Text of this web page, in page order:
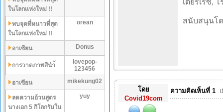
ในโลกเเห่งใหม่ !!
พบจุดที่หนาวที่สุด
ในโลกเเห่งใหม่ !!
orean
อาเซียน Donus
การวาดภาพสีนำ้
lovepop-
123456
อาเซียน
mikekung02
ลดความอ้วนสูตร
นางเอก 5 กิโลกรัมใน
yuy
เตียร์เรซ,
สนับสนุนโ
โดย
Covid19com
ความคิดเห็นที่ 1